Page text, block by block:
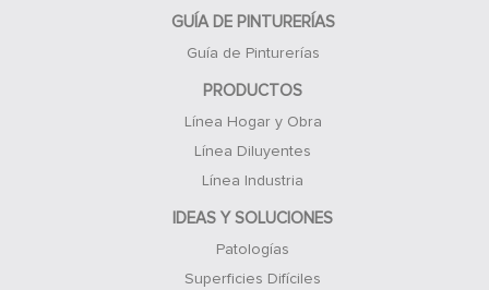
GUÍA DE PINTURERÍAS
Guía de Pinturerías
PRODUCTOS
Línea Hogar y Obra
Línea Diluyentes
Línea Industria
IDEAS Y SOLUCIONES
Patologías
Superficies Difíciles